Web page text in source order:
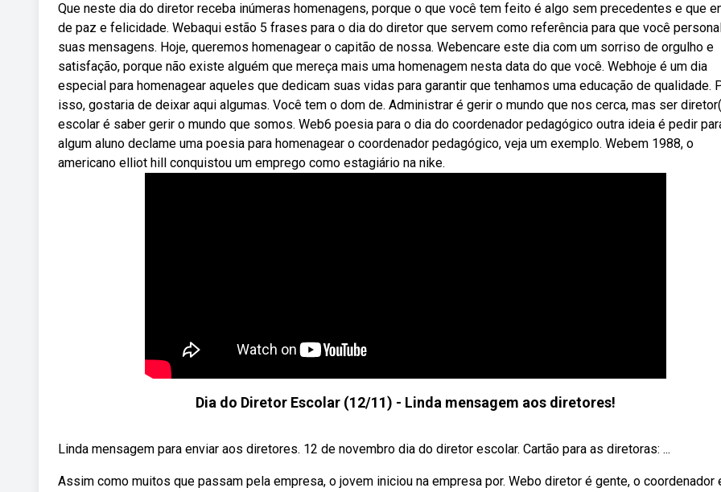
Que neste dia do diretor receba inúmeras homenagens, porque o que você tem feito é algo sem precedentes e que
de paz e felicidade. Webaqui estão 5 frases para o dia do diretor que servem como referência para que você
suas mensagens. Hoje, queremos homenagear o capitão de nossa. Webencare este dia com um sorriso de orgulho e
satisfação, porque não existe alguém que mereça mais uma homenagem nesta data do que você. Webhoje é um dia
especial para homenagear aqueles que dedicam suas vidas para garantir que tenhamos uma educação de qualidade.
isso, gostaria de deixar aqui algumas. Você tem o dom de. Administrar é gerir o mundo que nos cerca, mas ser
escolar é saber gerir o mundo que somos. Web6 poesia para o dia do coordenador pedagógico outra ideia é pedir
algum aluno declame uma poesia para homenagear o coordenador pedagógico, veja um exemplo. Webem 1988, o
americano elliot hill conquistou um emprego como estagiário na nike.
Dia do Diretor Escolar (12/11) - Linda mensagem aos diretores!
Linda mensagem para enviar aos diretores. 12 de novembro dia do diretor escolar. Cartão para as diretoras: ...
Assim como muitos que passam pela empresa, o jovem iniciou na empresa por. Webo diretor é gente, o coordenador